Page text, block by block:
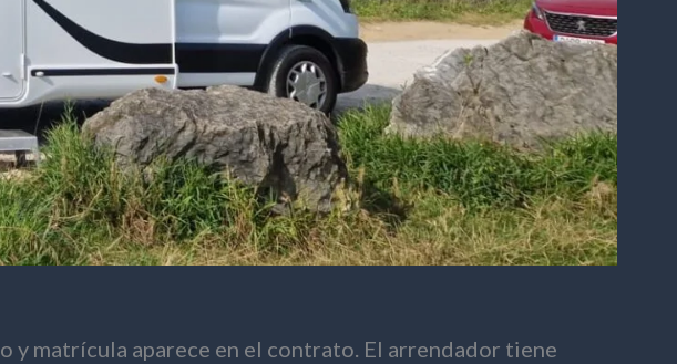
y matrícula aparece en el contrato. El arrendador tiene